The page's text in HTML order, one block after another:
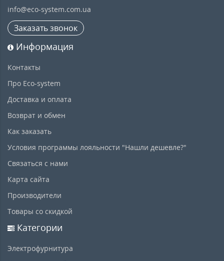
info@eco-system.com.ua
Заказать звонок
Информация
Контакты
Про Eco-system
Доставка и оплата
Возврат и обмен
Как заказать
Условия программы лояльности "Нашли дешевле?"
Связаться с нами
Карта сайта
Производители
Товары со скидкой
Категории
Электрофурнитура